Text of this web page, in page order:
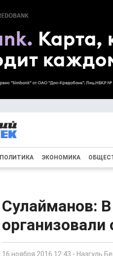
ПОЛИТИКА ЭКОНОМИКА
Сулайманов:
16 ноября 2016 12:43 - Назгуль